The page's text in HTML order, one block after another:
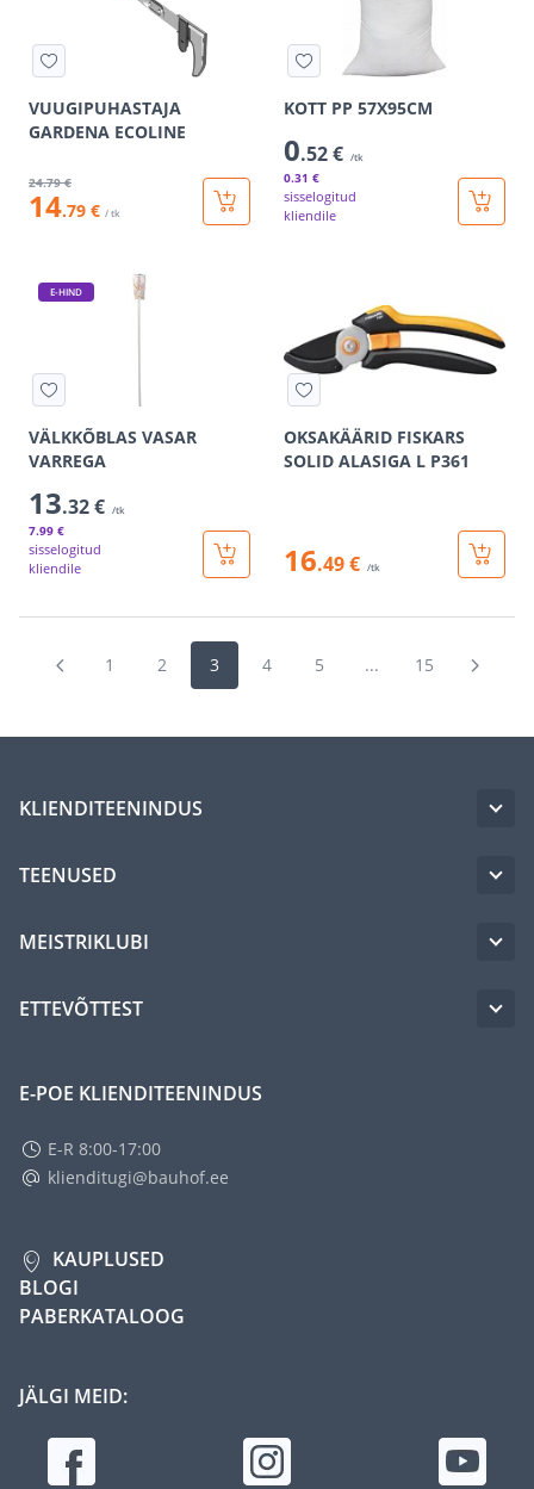
VUUGIPUHASTAJA
GARDENA ECOLINE
24.79 €
14.79 € / tk
KOTT PP 57X95CM
0.52 € /tk
0.31 €
sisselogitud
kliendile
E-HIND
VÄLKKÕBLAS VASAR
VARREGA
13.32 € /tk
7.99 €
sisselogitud
kliendile
OKSAKÄÄRID FISKARS
SOLID ALASIGA L P361
16.49 € /tk
1 2 3 4 5 ... 15
KLIENDITEENINDUS
TEENUSED
MEISTRIKLUBI
ETTEVÕTTEST
E-POE KLIENDITEENINDUS
E-R 8:00-17:00
klienditugi@bauhof.ee
KAUPLUSED
BLOGI
PABERKATALOOG
JÄLGI MEID: